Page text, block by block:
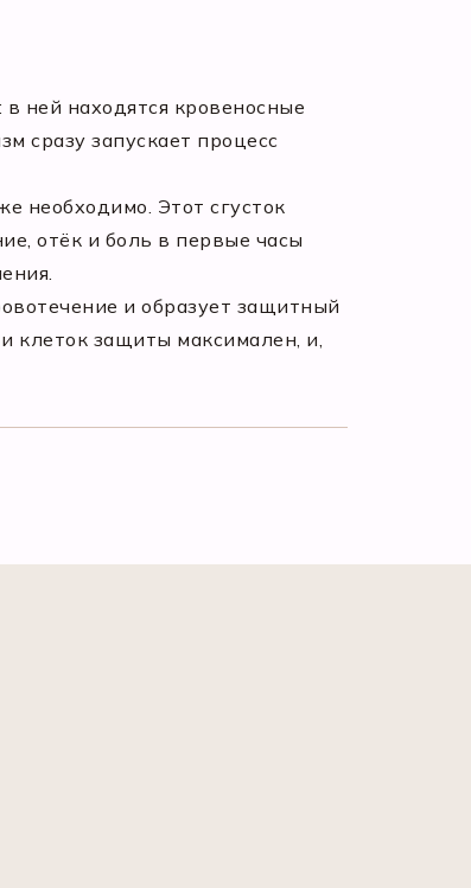
ней находятся кровеносные
сразу запускает процесс
необходимо. Этот сгусток
отёк и боль в первые часы
и образует защитный
клеток защиты максимален, и,